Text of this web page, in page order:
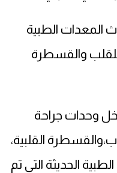
المعدات الطبية
للقلب والقسطرة
وحدات جراحة
القلبية،
الحديثة التي تم